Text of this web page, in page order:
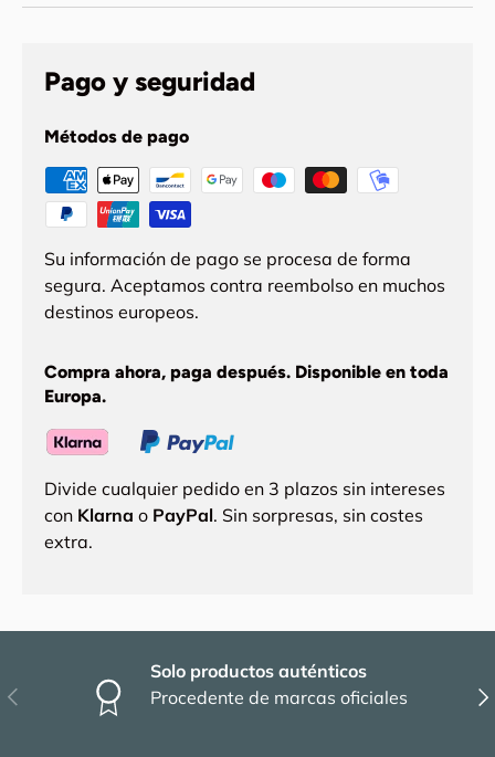
Pago y seguridad
Métodos de pago
Su información de pago se procesa de forma
segura. Aceptamos contra reembolso en muchos
destinos europeos.
Compra ahora, paga después. Disponible en toda
Europa.
Divide cualquier pedido en 3 plazos sin intereses
con Klarna o PayPal. Sin sorpresas, sin costes
extra.
Anterior
Solo productos auténticos
Procedente de marcas oficiales